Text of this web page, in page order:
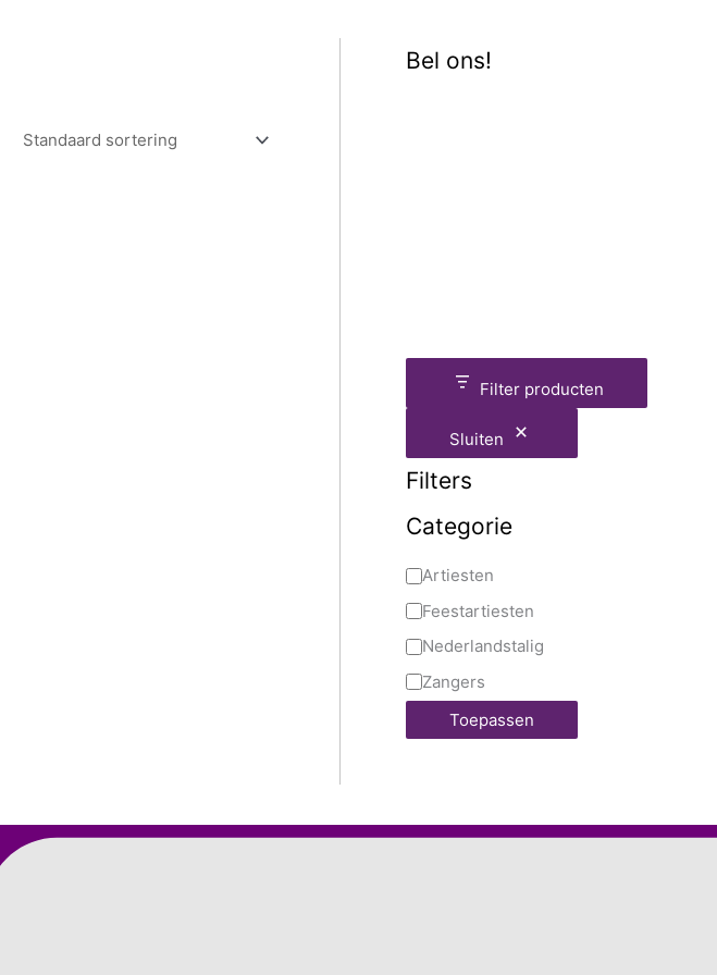
Bel ons!
Filter producten
Sluiten
Filters
Categorie
Artiesten
Feestartiesten
Nederlandstalig
Zangers
Toepassen